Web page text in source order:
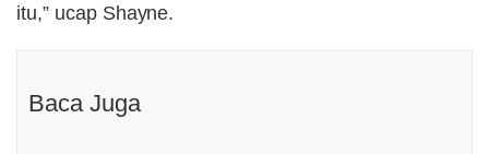
itu,” ucap Shayne.
Baca Juga